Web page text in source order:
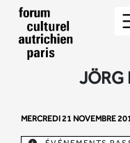
JÖRG
MERCREDI 21 NOVEMBRE